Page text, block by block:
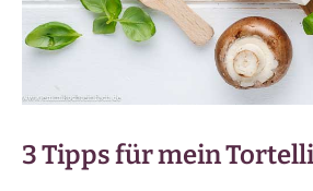
3 Tipps für mein